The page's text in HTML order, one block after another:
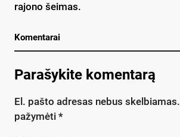
rajono šeimas.
Komentarai
Parašykite komentarą
El. pašto adresas nebus skelbiamas.
pažymėti *